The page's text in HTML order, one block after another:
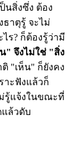
นสิ่งซึ่ง ต้อง
ธาตุรู้ จะไม่
ไร? ก็ต้องรู้ว่ามี
" จึงไม่ใช่ "สิ่ง
"เห็น" ก็ยังคง
าะฟังแล้วก็
รู้แจ้งในขณะที่
แล้วดับ